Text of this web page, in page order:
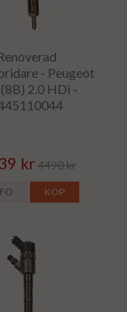
- Peugeot
2.0 HDi -
kr 4490 kr
KÖP